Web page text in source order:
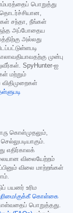
பொறுத்து
சந்தா, நீங்கள்
அப்போதைய
அல்லது
முன்பு
SpyHunter-ஐ
மற்றும்
கொள்முதலும்,
எதிர்காலக்
விலையேற்றம்
விலை மாற்றங்கள்
பயனர் உரிம
குக்கீ கொள்கை
பொறுத்தது.